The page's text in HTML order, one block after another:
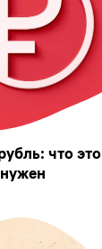
что это